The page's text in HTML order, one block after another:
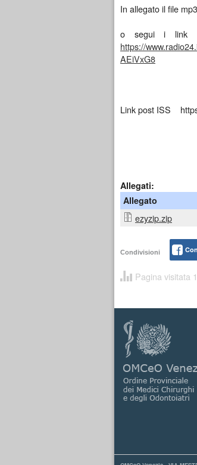
In allegato il file
o segui i link
https://
AEiVxG8
Link post ISS
Allegati:
Allegato
ezyzip.zip
Condivisioni
Pagina visitata